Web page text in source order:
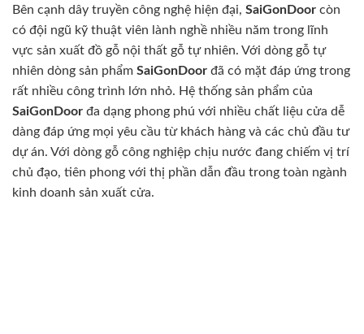
Bên cạnh dây truyền công nghệ hiện đại, SaiGonDoor còn
có đội ngũ kỹ thuật viên lành nghề nhiều năm trong lĩnh
vực sản xuất đồ gỗ nội thất gỗ tự nhiên. Với dòng gỗ tự
nhiên dòng sản phẩm SaiGonDoor đã có mặt đáp ứng trong
rất nhiều công trình lớn nhỏ. Hệ thống sản phẩm của
SaiGonDoor đa dạng phong phú với nhiều chất liệu cửa dễ
dàng đáp ứng mọi yêu cầu từ khách hàng và các chủ đầu tư
dự án. Với dòng gỗ công nghiệp chịu nước đang chiếm vị trí
chủ đạo, tiên phong với thị phần dẫn đầu trong toàn ngành
kinh doanh sản xuất cửa.